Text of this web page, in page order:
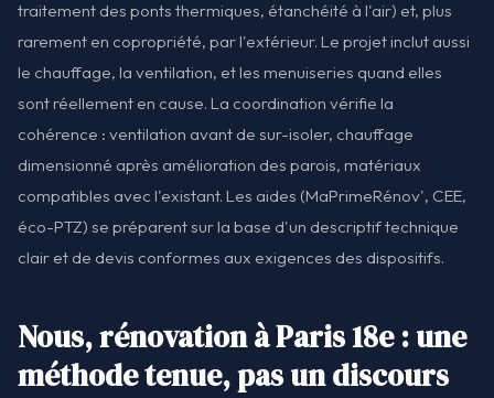
traitement des ponts thermiques, étanchéité à l'air) et, plus
rarement en copropriété, par l'extérieur. Le projet inclut aussi
le chauffage, la ventilation, et les menuiseries quand elles
sont réellement en cause. La coordination vérifie la
cohérence : ventilation avant de sur-isoler, chauffage
dimensionné après amélioration des parois, matériaux
compatibles avec l'existant. Les aides (MaPrimeRénov', CEE,
éco-PTZ) se préparent sur la base d'un descriptif technique
clair et de devis conformes aux exigences des dispositifs.
Nous, rénovation à Paris 18e : une
méthode tenue, pas un discours